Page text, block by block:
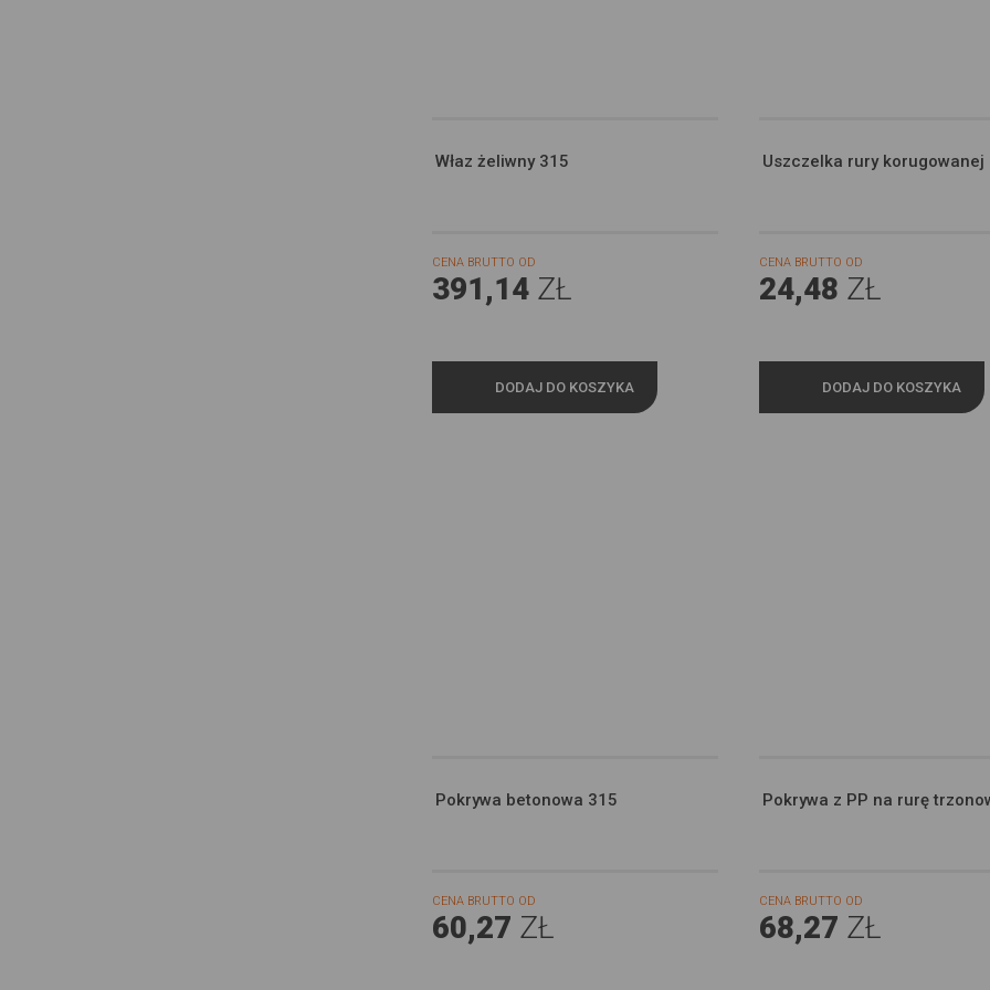
Właz żeliwny 315
CENA BRUTTO OD
391,14 ZŁ
DODAJ DO KOSZYKA
Uszczelka rury korugowanej
CENA BRUTTO OD
24,48 ZŁ
DODAJ DO KOSZYKA
Pokrywa betonowa 315
CENA BRUTTO OD
60,27 ZŁ
Pokrywa z PP na rurę
CENA BRUTTO OD
68,27 ZŁ